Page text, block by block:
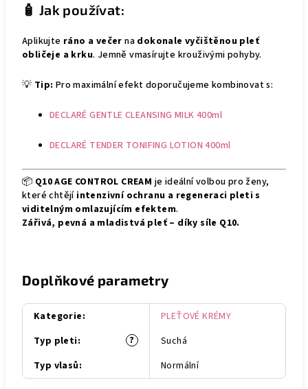
🧴 Jak používat:
Aplikujte ráno a večer na dokonale vyčištěnou pleť
obličeje a krku. Jemně vmasírujte krouživými pohyby.
💡 Tip: Pro maximální efekt doporučujeme kombinovat s:
DECLARÉ GENTLE CLEANSING MILK 400ml
DECLARÉ TENDER TONIFING LOTION 400ml
📦 Q10 AGE CONTROL CREAM je ideální volbou pro ženy,
které chtějí intenzivní ochranu a regeneraci pleti s
viditelným omlazujícím efektem.
Zářivá, pevná a mladistvá pleť – díky síle Q10.
Doplňkové parametry
Kategorie:
PLEŤOVÉ KRÉMY
?
Typ pleti:
Suchá
Typ vlasů: Normální